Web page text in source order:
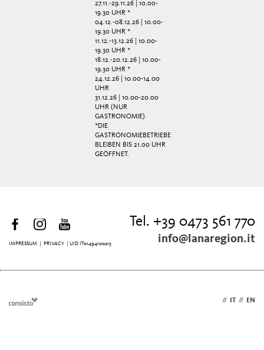
27.11.-29.11.26 | 10.00-
19.30 UHR *
04.12.-08.12.26 | 10.00-
19.30 UHR *
11.12.-13.12.26 | 10.00-
19.30 UHR *
18.12.-20.12.26 | 10.00-
19.30 UHR *
24.12.26 | 10.00-14.00
UHR
31.12.26 | 10.00-20.00
UHR (NUR
GASTRONOMIE)
*DIE
GASTRONOMIEBETRIEBE
BLEIBEN BIS 21.00 UHR
GEÖFFNET.
Tel. +39 0473 561 770
info@lanaregion.it
IMPRESSUM PRIVACY | UID IT01494100215
// IT // EN